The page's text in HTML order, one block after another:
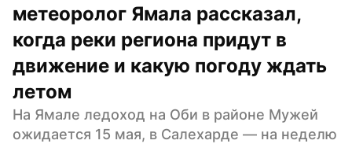
метеоролог Ямала рассказал,
когда реки региона придут в
движение и какую погоду ждать
летом
На Ямале ледоход на Оби в районе Мужей
ожидается 15 мая, в Салехарде — на неделю